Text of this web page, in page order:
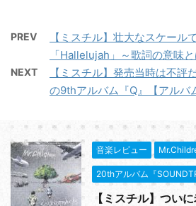
PREV
【ミスチル】壮大なスケール
「Hallelujah」～歌詞の意味と
NEXT
【ミスチル】発売当時は不評
の9thアルバム『Q』【アルバ
音楽レビュー
20thアルバム『
【ミスチル】つい